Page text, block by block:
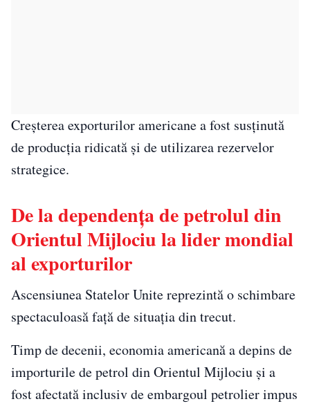
Creșterea exporturilor americane a fost susținută
de producția ridicată și de utilizarea rezervelor
strategice.
De la dependența de petrolul din
Orientul Mijlociu la lider mondial
al exporturilor
Ascensiunea Statelor Unite reprezintă o schimbare
spectaculoasă față de situația din trecut.
Timp de decenii, economia americană a depins de
importurile de petrol din Orientul Mijlociu și a
fost afectată inclusiv de embargoul petrolier impus